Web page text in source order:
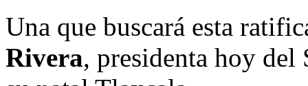
Una que buscará esta
Rivera, presidenta hoy del